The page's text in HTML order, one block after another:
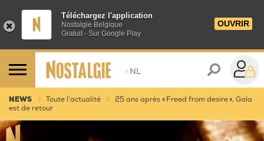
Téléchargez l'application
Nostalgie Belgique
Gratuit - Sur Google Play
OUVRIR
> NL
NEWS Toute l'actualité
25 ans après « Freed from desire », Gala
est de retour